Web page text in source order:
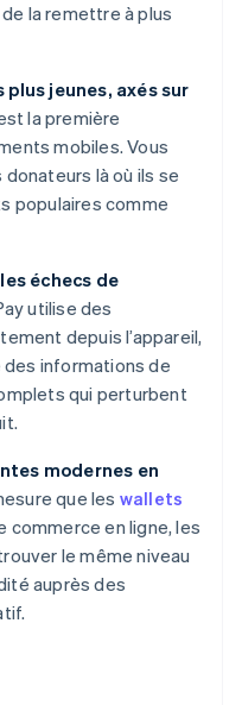
la remettre à plus
jeunes, axés sur
la première
mobiles. Vous
là où ils se
populaires comme
échecs de
utilise des
depuis l’appareil,
des informations de
qui perturbent
modernes en
que les wallets
commerce en ligne, les
le même niveau
auprès des